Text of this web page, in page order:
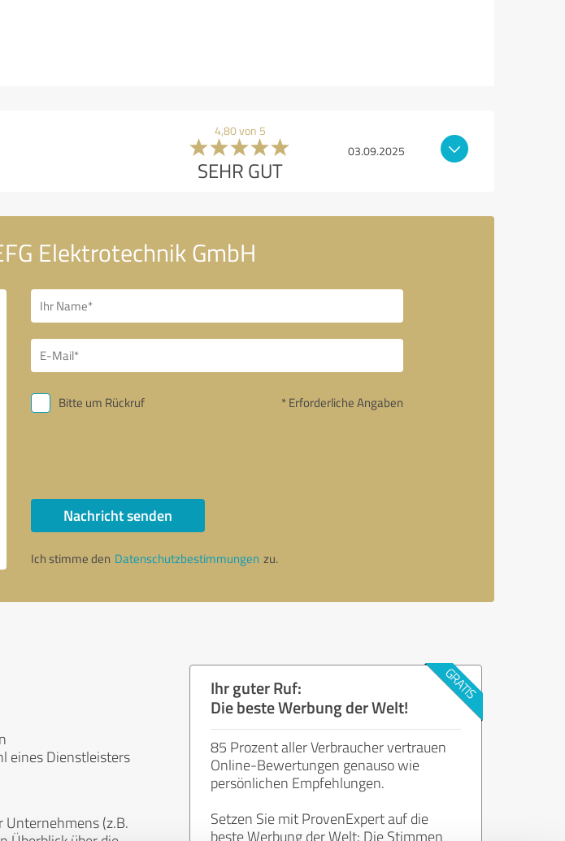
4,80 von 5
SEHR GUT
03.09.2025
Elektrotechnik GmbH
Bitte um Rückruf * Erforderliche Angaben
Nachricht senden
Ich stimme den Datenschutzbestimmungen zu.
eines Dienstleisters
Unternehmens (z.B.
Ihr guter Ruf:
Die beste Werbung der Welt!
85 Prozent aller Verbraucher vertrauen
Online-Bewertungen genauso wie
persönlichen Empfehlungen.
Setzen Sie mit ProvenExpert auf die
beste Werbung der Welt: Die Stimmen